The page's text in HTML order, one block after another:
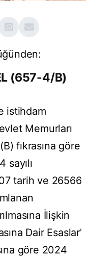
(657-4/B)
istihdam
Memurları
fıkrasına göre
sayılı
tarih ve 26566
İlişkin
Dair Esaslar'
göre 2024